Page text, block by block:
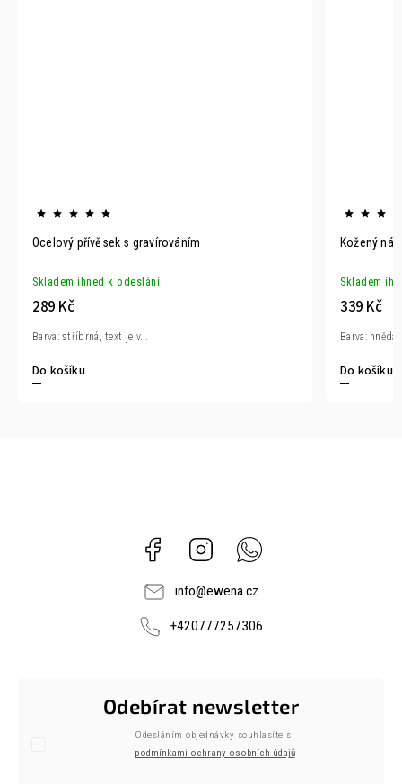
Ocelový přívěsek s gravírováním
Skladem ihned k odeslání
289 Kč
Do košíku
Barva: stříbrná, text je v...
Kožený
Skladem
339 Kč
Do košíku
Barva: hnědá
Facebook Instagram
info@ewena.cz
+420777257306
Odebírat newsletter
Odesláním objednávky souhlasíte s
podmínkami ochrany osobních údajů